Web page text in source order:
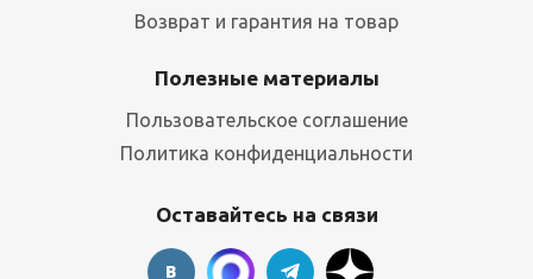
Возврат и гарантия на товар
Полезные материалы
Пользовательское соглашение
Политика конфиденциальности
Оставайтесь на связи